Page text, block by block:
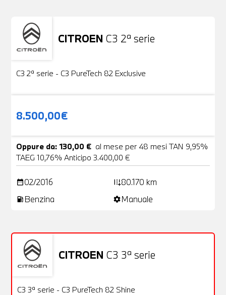
CITROEN C3 2ª serie
Usato
C3 2ª serie - C3 PureTech 82 Exclusive
8.500,00€
Oppure da: 130,00 € al mese per 48 mesi TAN 9,95%
TAEG 10,76% Anticipo 3.400,00 €
date_range02/2016 add_road80.170 km
local_gas_station Benzina settingsManuale
CITROEN C3 3ª serie
OFFERTA
Usato
C3 3ª serie - C3 PureTech 82 Shine